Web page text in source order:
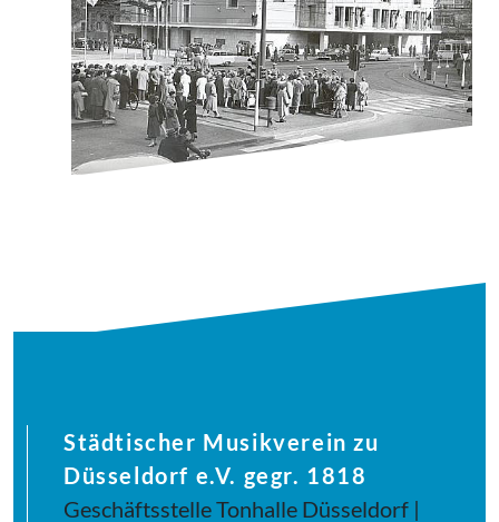
Städtischer Musikverein zu
Düsseldorf e.V. gegr. 1818
Geschäftsstelle Tonhalle Düsseldorf |